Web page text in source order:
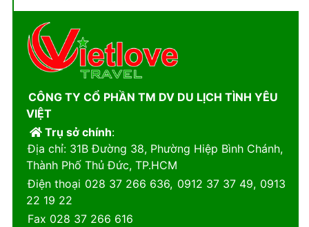
CÔNG TY CỔ PHẦN TM DV DU LỊCH TÌNH YÊU
VIỆT
Trụ sở chính:
Địa chỉ: 31B Đường 38, Phường Hiệp Bình Chánh,
Thành Phố Thủ Đức, TP.HCM
Điện thoại 028 37 266 636, 0912 37 37 49, 0913
22 19 22
Fax 028 37 266 616